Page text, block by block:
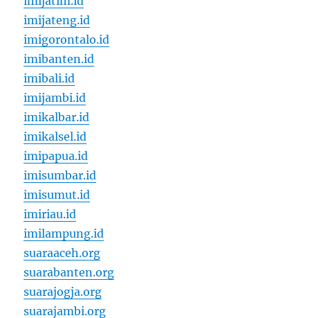
imijateng.id
imigorontalo.id
imibanten.id
imibali.id
imijambi.id
imikalbar.id
imikalsel.id
imipapua.id
imisumbar.id
imisumut.id
imiriau.id
imilampung.id
suaraaceh.org
suarabanten.org
suarajogja.org
suarajambi.org